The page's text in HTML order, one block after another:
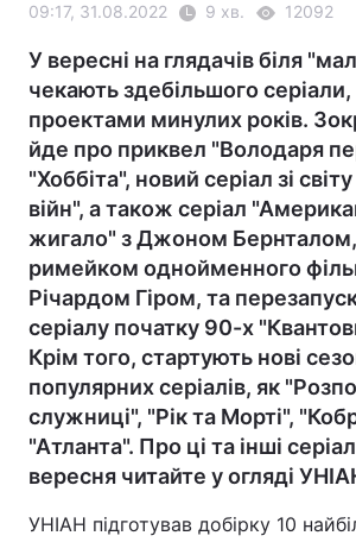
09:17, 31.08.2022 9 хв. 12092
У вересні на глядачів біля
чекають здебільшого серіали,
проектами минулих років.
йде про приквел "Володаря
"Хоббіта", новий серіал зі
війн", а також серіал
жигало" з Джоном
римейком однойменного
Річардом Гіром, та
серіалу початку 90-х
Крім того, стартують нові
популярних серіалів, як
служниці", "Рік та Морті",
"Атланта". Про ці та інші
вересня читайте у огляді
УНІАН підготував добірку 10